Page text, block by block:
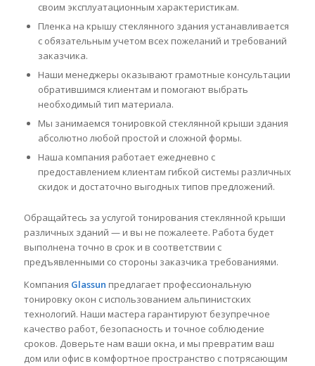
своим эксплуатационным характеристикам.
Пленка на крышу стеклянного здания устанавливается
с обязательным учетом всех пожеланий и требований
заказчика.
Наши менеджеры оказывают грамотные консультации
обратившимся клиентам и помогают выбрать
необходимый тип материала.
Мы занимаемся тонировкой стеклянной крыши здания
абсолютно любой простой и сложной формы.
Наша компания работает ежедневно с
предоставлением клиентам гибкой системы различных
скидок и достаточно выгодных типов предложений.
Обращайтесь за услугой тонирования стеклянной крыши
различных зданий — и вы не пожалеете. Работа будет
выполнена точно в срок и в соответствии с
предъявленными со стороны заказчика требованиями.
Компания Glassun предлагает профессиональную
тонировку окон с использованием альпинистских
технологий. Наши мастера гарантируют безупречное
качество работ, безопасность и точное соблюдение
сроков. Доверьте нам ваши окна, и мы превратим ваш
дом или офис в комфортное пространство с потрясающим